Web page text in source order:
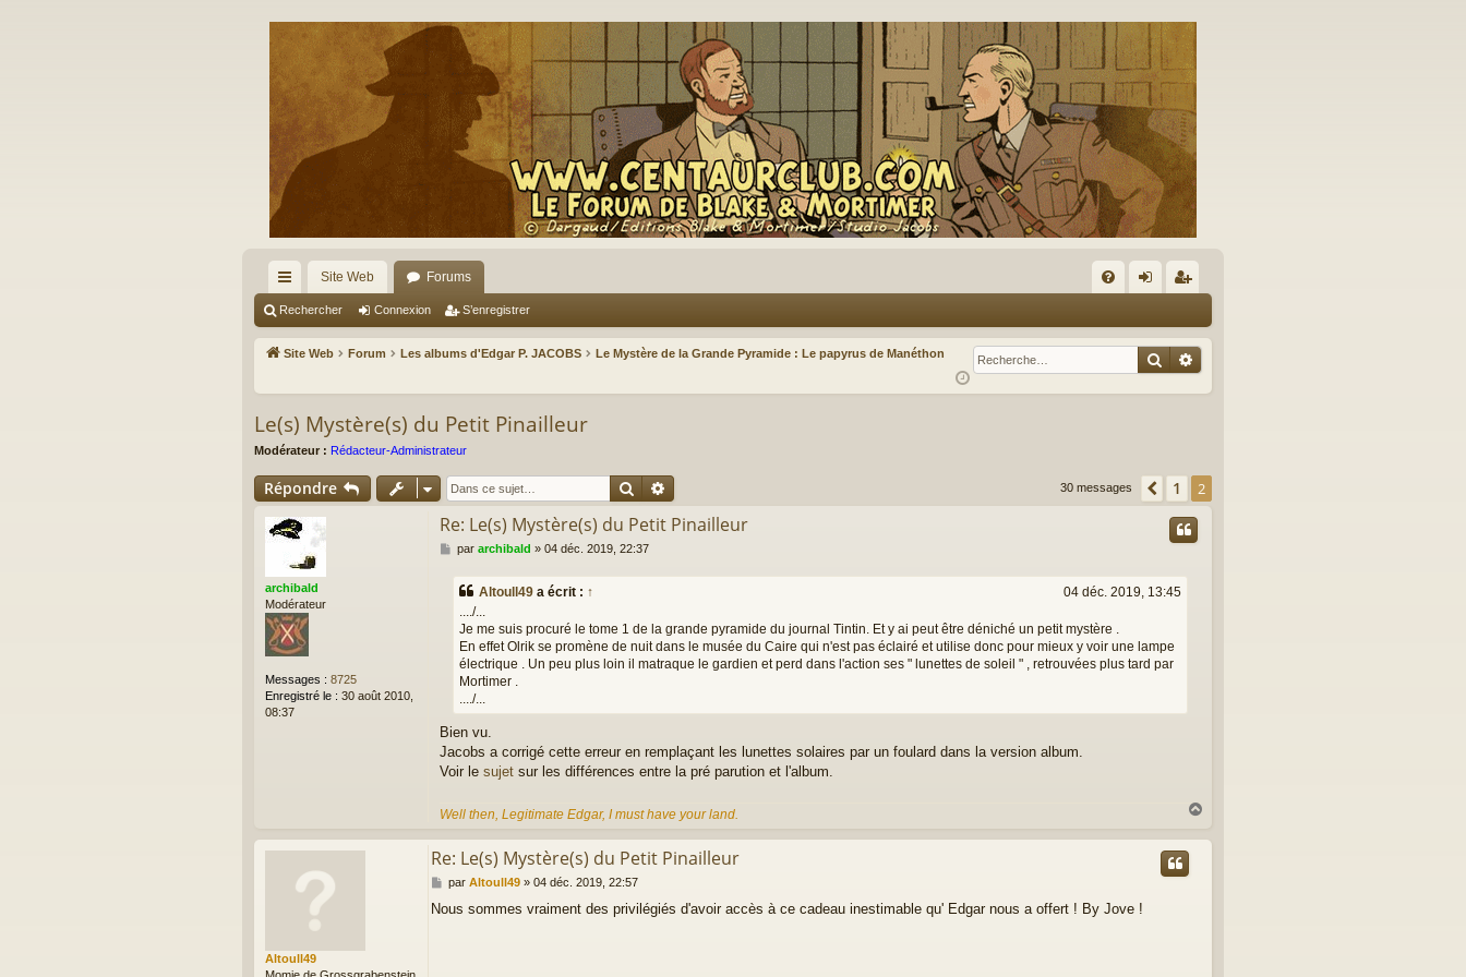
cc
ès
de
Site Web Forums
Q ne
xi
nr
eg
r
Rechercher Connexion S’enregistrer
Site Web Forum Les albums d'Edgar P. JACOBS Le Mystère de la Grande Pyramide : Le papyrus de Manéthon Rechercher
Recherche avancée
Le(s) Mystère(s) du Petit Pinailleur
Modérateur : Rédacteur-Administrateur
Répondre Rechercher 30 messages Précédente
1 2
archibald
Modérateur
Messages : 8725
Enregistré le : 30 août 2010,
08:37
Re: Le(s) Mystère(s) du Petit Pinailleur
M
s
par archibald » 04 déc. 2019, 22:37
Altoull49 a écrit : ↑
04 déc. 2019, 13:45
..../...
Je me suis procuré le tome 1 de la grande pyramide du journal Tintin. Et y ai peut être déniché un petit mystère .
En effet Olrik se promène de nuit dans le musée du Caire qui n'est pas éclairé et utilise donc pour mieux y voir une lampe
électrique . Un peu plus loin il matraque le gardien et perd dans l'action ses " lunettes de soleil " , retrouvées plus tard par
Mortimer .
..../...
Bien vu.
Jacobs a corrigé cette erreur en remplaçant les lunettes solaires par un foulard dans la version album.
Voir le sujet sur les différences entre la pré parution et l'album.
Well then, Legitimate Edgar, I must have your land.
u
Altoull49
Re: Le(s) Mystère(s) du Petit Pinailleur
M
s
par Altoull49» 04 déc. 2019, 22:57
Nous sommes vraiment des privilégiés d'avoir accès à ce cadeau inestimable qu' Edgar nous a offert ! By Jove !